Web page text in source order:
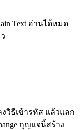
Text อ่านได้หมด
งวิธีเข้ารหัส แล้วแลก
กุญแจนี้สร้าง